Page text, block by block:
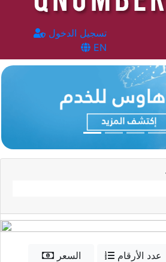
تسجيل الدخول
EN
السعر
عدد الأرقام